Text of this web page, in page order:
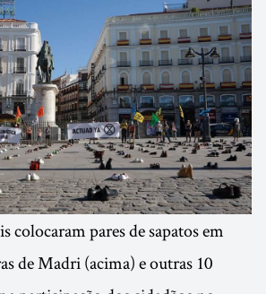
colocaram pares de sapatos em
de Madri (acima) e outras 10